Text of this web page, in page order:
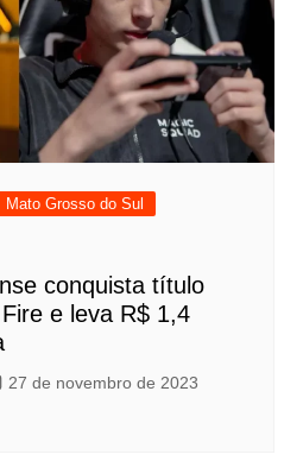
Mato Grosso do Sul
conquista título
e leva R$ 1,4
27 de novembro de 2023